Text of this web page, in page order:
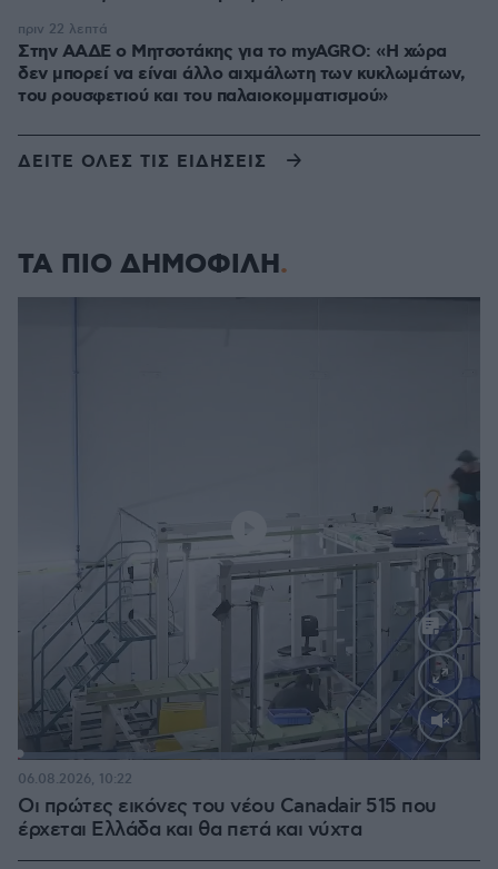
Στην ΑΑΔΕ ο Μητσοτάκης για το myAGRO: «Η χώρα
δεν μπορεί να είναι άλλο αιχμάλωτη των κυκλωμάτων,
του ρουσφετιού και του παλαιοκομματισμού»
πριν 22 λεπτά
ΔΕΙΤΕ ΟΛΕΣ ΤΙΣ ΕΙΔΗΣΕΙΣ
ΤΑ ΠΙΟ ΔΗΜΟΦΙΛΗ
Loaded
Οι πρώτες εικόνες του νέου Canadair 515 που
έρχεται Ελλάδα και θα πετά και νύχτα
06.08.2026, 10:22